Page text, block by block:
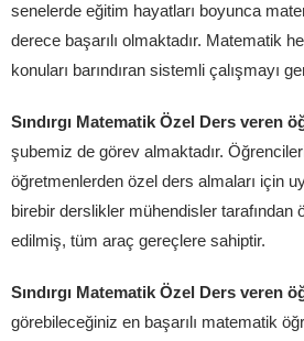
senelerde eğitim hayatları boyunca
derece başarılı olmaktadır. Matematik
konuları barındıran sistemli çalışmayı
Sındırgı Matematik Özel Ders veren
şubemiz de görev almaktadır.
öğretmenlerden özel ders almaları için
birebir derslikler mühendisler tarafından
edilmiş, tüm araç gereçlere sahiptir.
Sındırgı Matematik Özel Ders veren
görebileceğiniz en başarılı matematik